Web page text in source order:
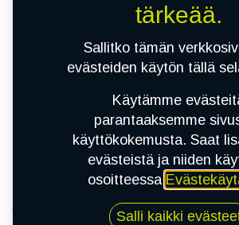
tärkeää.
Sallitko tämän
evästeiden käytön tällä
Käytämme
parantaaksemme
käyttökokemusta. Saat
evästeistä ja niiden
osoitteessa
Salli kaikki